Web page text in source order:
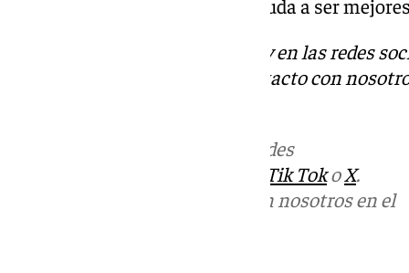
vivimos, la respiramos y nos ayuda a ser
Descubre más noticias de 101Tv en las redes
. Puedes ponerte en contacto con
en las redes
Tik TokoX.
Puedes ponerte en contacto con nosotros en el